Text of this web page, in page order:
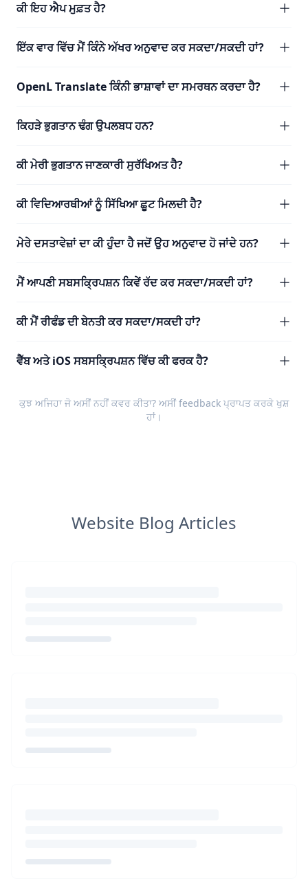
ਕੀ ਇਹ ਐਪ ਮੁਫ਼ਤ ਹੈ?
ਇੱਕ ਵਾਰ ਵਿੱਚ ਮੈਂ ਕਿੰਨੇ ਅੱਖਰ ਅਨੁਵਾਦ ਕਰ ਸਕਦਾ/ਸਕਦੀ ਹਾਂ?
OpenL Translate ਕਿੰਨੀ ਭਾਸ਼ਾਵਾਂ ਦਾ ਸਮਰਥਨ ਕਰਦਾ ਹੈ?
ਕਿਹੜੇ ਭੁਗਤਾਨ ਢੰਗ ਉਪਲਬਧ ਹਨ?
ਕੀ ਮੇਰੀ ਭੁਗਤਾਨ ਜਾਣਕਾਰੀ ਸੁਰੱਖਿਅਤ ਹੈ?
ਕੀ ਵਿਦਿਆਰਥੀਆਂ ਨੂੰ ਸਿੱਖਿਆ ਛੂਟ ਮਿਲਦੀ ਹੈ?
ਮੇਰੇ ਦਸਤਾਵੇਜ਼ਾਂ ਦਾ ਕੀ ਹੁੰਦਾ ਹੈ ਜਦੋਂ ਉਹ ਅਨੁਵਾਦ ਹੋ ਜਾਂਦੇ ਹਨ?
ਮੈਂ ਆਪਣੀ ਸਬਸਕ੍ਰਿਪਸ਼ਨ ਕਿਵੇਂ ਰੱਦ ਕਰ ਸਕਦਾ/ਸਕਦੀ ਹਾਂ?
ਕੀ ਮੈਂ ਰੀਫੰਡ ਦੀ ਬੇਨਤੀ ਕਰ ਸਕਦਾ/ਸਕਦੀ ਹਾਂ?
ਵੈੱਬ ਅਤੇ iOS ਸਬਸਕ੍ਰਿਪਸ਼ਨ ਵਿੱਚ ਕੀ ਫਰਕ ਹੈ?
ਕੁਝ ਅਜਿਹਾ ਜੋ ਅਸੀਂ ਨਹੀਂ ਕਵਰ ਕੀਤਾ? ਅਸੀਂfeedback ਪ੍ਰਾਪਤ ਕਰਕੇ ਖੁਸ਼
ਹਾਂ।
Website Blog Articles